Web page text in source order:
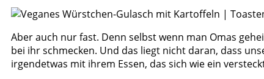
Aber auch nur fast. Denn selbst wenn man Omas
bei ihr schmecken. Und das liegt nicht daran, dass
irgendetwas mit ihrem Essen, das sich wie ein